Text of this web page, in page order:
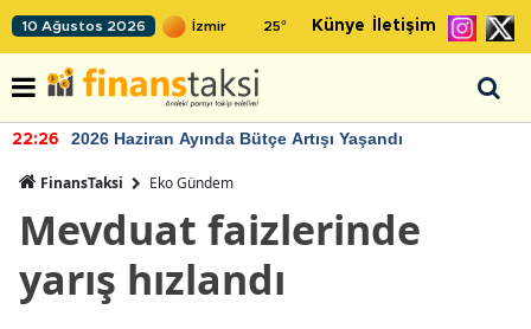
10 Ağustos 2026 25° Künye İletişim
22:26 2026 Haziran Ayında Bütçe Artışı Yaşandı
FinansTaksi Eko Gündem
Mevduat faizlerinde
yarış hızlandı